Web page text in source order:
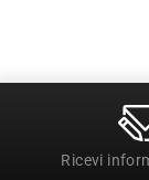
Ricevi